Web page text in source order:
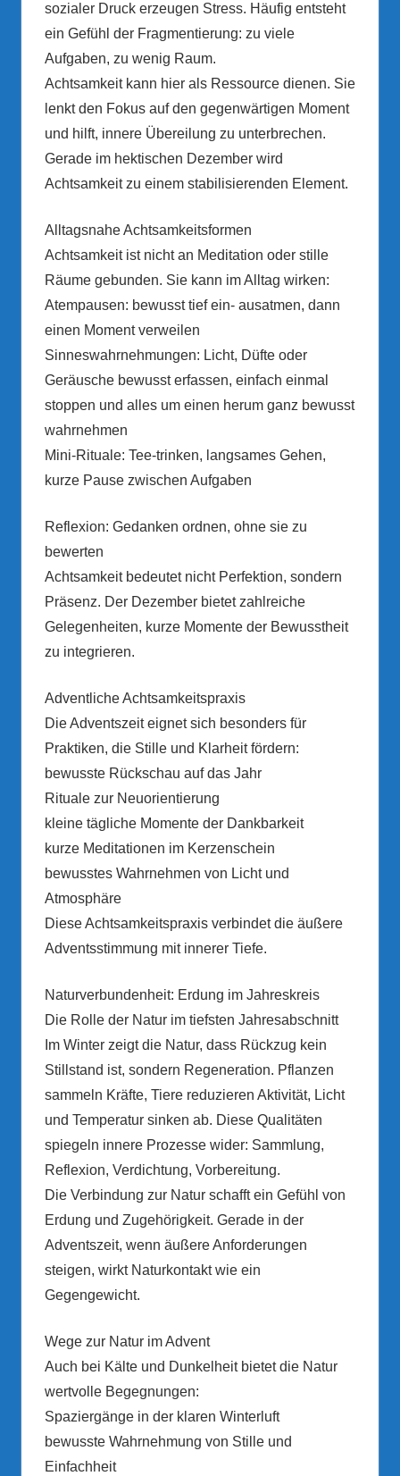
sozialer Druck erzeugen Stress. Häufig entsteht
ein Gefühl der Fragmentierung: zu viele
Aufgaben, zu wenig Raum.
Achtsamkeit kann hier als Ressource dienen. Sie
lenkt den Fokus auf den gegenwärtigen Moment
und hilft, innere Übereilung zu unterbrechen.
Gerade im hektischen Dezember wird
Achtsamkeit zu einem stabilisierenden Element.
Alltagsnahe Achtsamkeitsformen
Achtsamkeit ist nicht an Meditation oder stille
Räume gebunden. Sie kann im Alltag wirken:
Atempausen: bewusst tief ein- ausatmen, dann
einen Moment verweilen
Sinneswahrnehmungen: Licht, Düfte oder
Geräusche bewusst erfassen, einfach einmal
stoppen und alles um einen herum ganz bewusst
wahrnehmen
Mini-Rituale: Tee-trinken, langsames Gehen,
kurze Pause zwischen Aufgaben
Reflexion: Gedanken ordnen, ohne sie zu
bewerten
Achtsamkeit bedeutet nicht Perfektion, sondern
Präsenz. Der Dezember bietet zahlreiche
Gelegenheiten, kurze Momente der Bewusstheit
zu integrieren.
Adventliche Achtsamkeitspraxis
Die Adventszeit eignet sich besonders für
Praktiken, die Stille und Klarheit fördern:
bewusste Rückschau auf das Jahr
Rituale zur Neuorientierung
kleine tägliche Momente der Dankbarkeit
kurze Meditationen im Kerzenschein
bewusstes Wahrnehmen von Licht und
Atmosphäre
Diese Achtsamkeitspraxis verbindet die äußere
Adventsstimmung mit innerer Tiefe.
Naturverbundenheit: Erdung im Jahreskreis
Die Rolle der Natur im tiefsten Jahresabschnitt
Im Winter zeigt die Natur, dass Rückzug kein
Stillstand ist, sondern Regeneration. Pflanzen
sammeln Kräfte, Tiere reduzieren Aktivität, Licht
und Temperatur sinken ab. Diese Qualitäten
spiegeln innere Prozesse wider: Sammlung,
Reflexion, Verdichtung, Vorbereitung.
Die Verbindung zur Natur schafft ein Gefühl von
Erdung und Zugehörigkeit. Gerade in der
Adventszeit, wenn äußere Anforderungen
steigen, wirkt Naturkontakt wie ein
Gegengewicht.
Wege zur Natur im Advent
Auch bei Kälte und Dunkelheit bietet die Natur
wertvolle Begegnungen:
Spaziergänge in der klaren Winterluft
bewusste Wahrnehmung von Stille und
Einfachheit